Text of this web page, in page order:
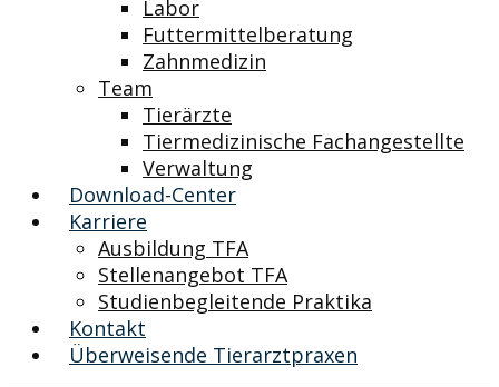
Labor
Futtermittelberatung
Zahnmedizin
Team
Tierärzte
Tiermedizinische Fachangestellte
Verwaltung
Download-Center
Karriere
Ausbildung TFA
Stellenangebot TFA
Studienbegleitende Praktika
Kontakt
Überweisende Tierarztpraxen